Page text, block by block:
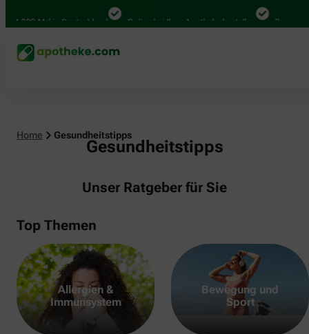
Mal in Deutschland Online bei Ihrer Apotheke bestellen Bequem
Home Gesundheitstipps
Gesundheitstipps
Unser Ratgeber für Sie
Top Themen
Allergien &
Immunsystem
Bewegung und
Sport